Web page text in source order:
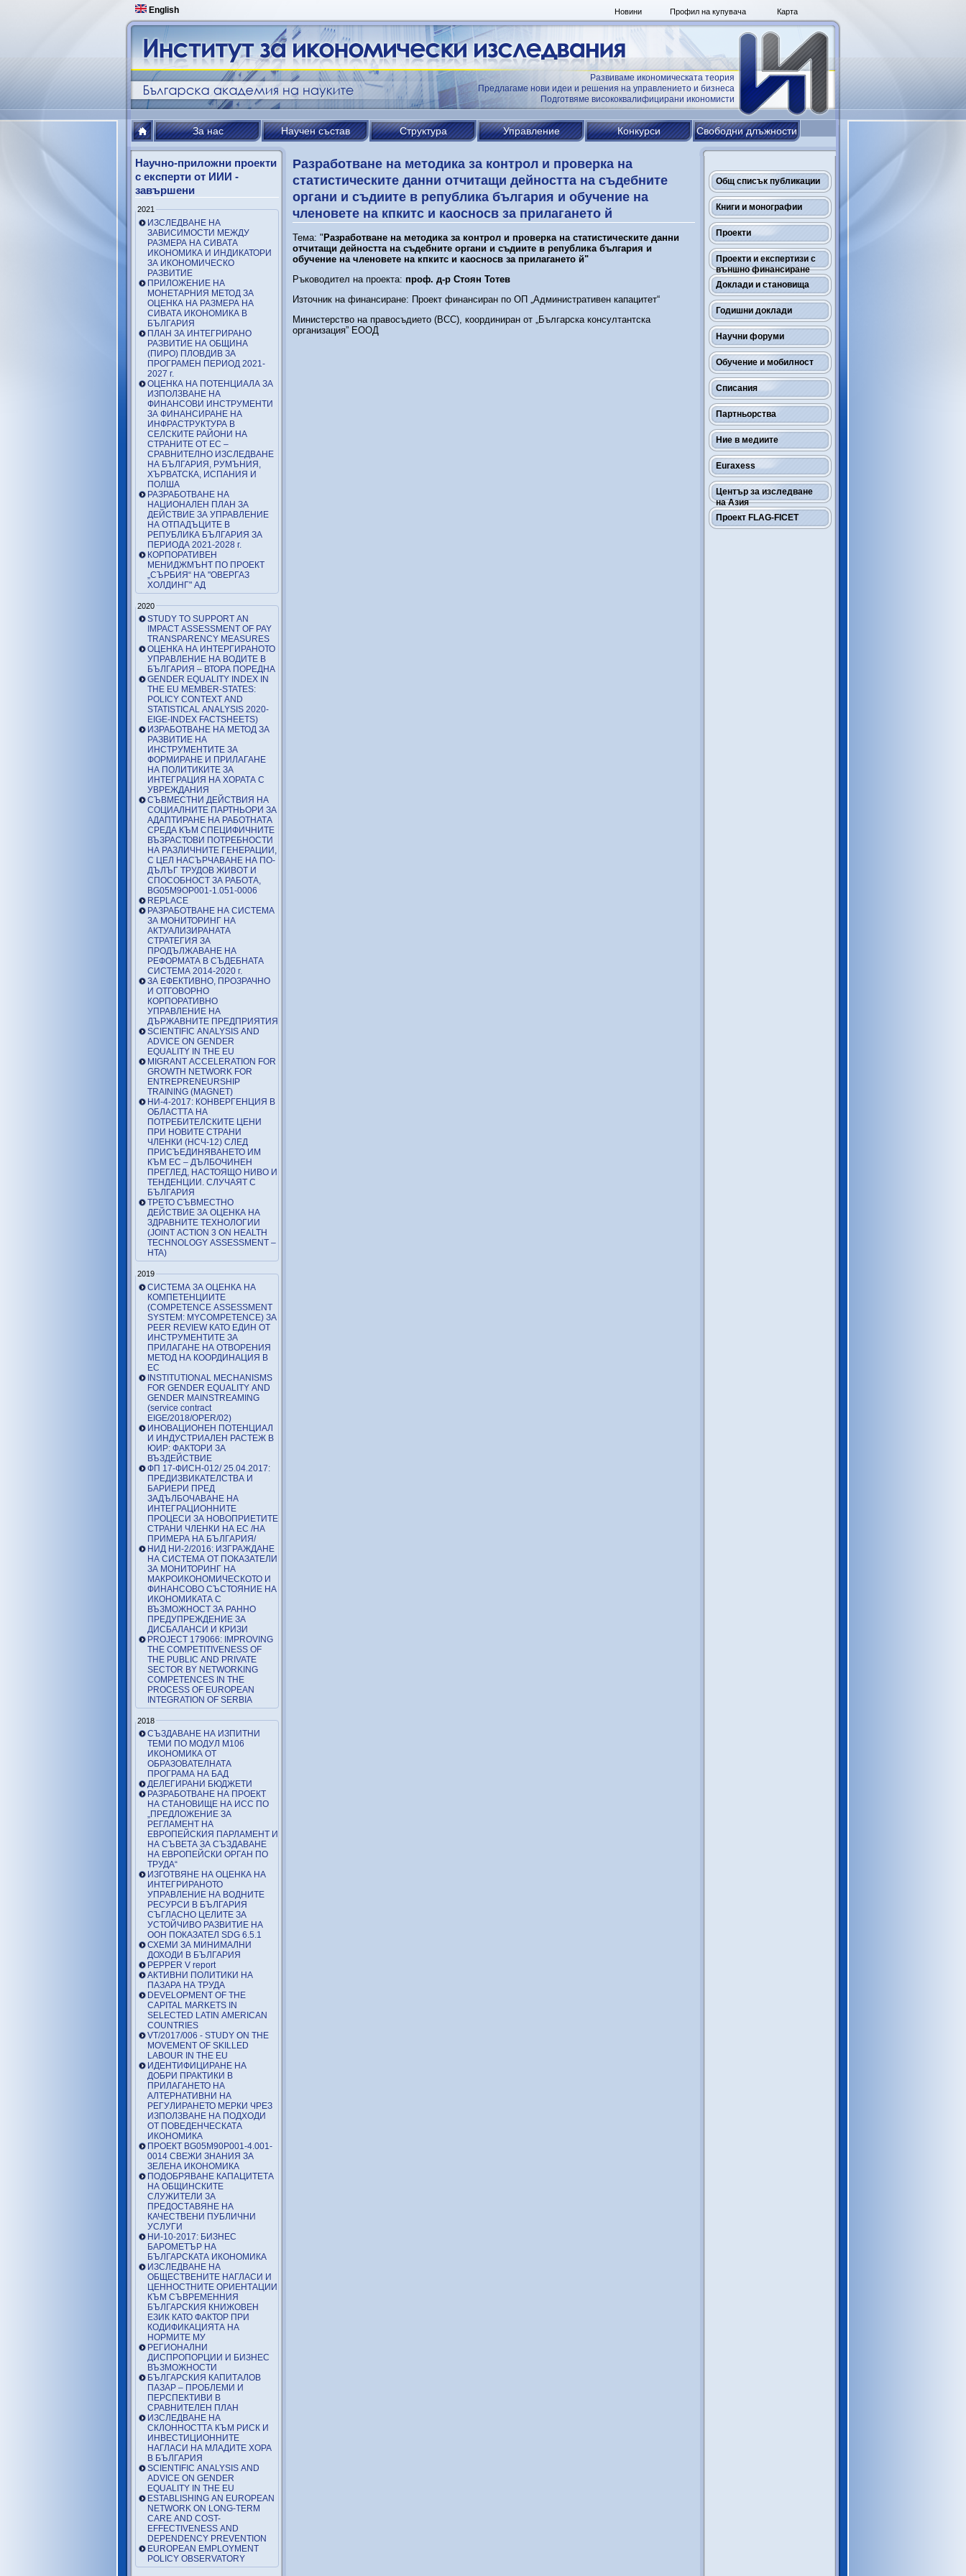
English Карта
Профил на купувача
Новини
Развиваме икономическата теория
Предлагаме нови идеи и решения на управлението и бизнеса
Подготвяме висококвалифицирани икономисти
За нас Научен състав Структура Управление Конкурси Свободни длъжности
Общ списък публикации
Книги и монографии
Проекти
Проекти и експертизи с
външно финансиране
Доклади и становища
Годишни доклади
Научни форуми
Обучение и мобилност
Списания
Партньорства
Ние в медиите
Euraxess
Център за изследване
на Азия
Проект FLAG-FICET
Научно-приложни проекти
с експерти от ИИИ -
завършени
2021
ИЗСЛЕДВАНЕ НА
ЗАВИСИМОСТИ МЕЖДУ
РАЗМЕРА НА СИВАТА
ИКОНОМИКА И ИНДИКАТОРИ
ЗА ИКОНОМИЧЕСКО
РАЗВИТИЕ
ПРИЛОЖЕНИЕ НА
МОНЕТАРНИЯ МЕТОД ЗА
ОЦЕНКА НА РАЗМЕРА НА
СИВАТА ИКОНОМИКА В
БЪЛГАРИЯ
ПЛАН ЗА ИНТЕГРИРАНО
РАЗВИТИЕ НА ОБЩИНА
(ПИРО) ПЛОВДИВ ЗА
ПРОГРАМЕН ПЕРИОД 2021-
2027 г.
ОЦЕНКА НА ПОТЕНЦИАЛА ЗА
ИЗПОЛЗВАНЕ НА
ФИНАНСОВИ ИНСТРУМЕНТИ
ЗА ФИНАНСИРАНЕ НА
ИНФРАСТРУКТУРА В
СЕЛСКИТЕ РАЙОНИ НА
СТРАНИТЕ ОТ ЕС –
СРАВНИТЕЛНО ИЗСЛЕДВАНЕ
НА БЪЛГАРИЯ, РУМЪНИЯ,
ХЪРВАТСКА, ИСПАНИЯ И
ПОЛША
РАЗРАБОТВАНЕ НА
НАЦИОНАЛЕН ПЛАН ЗА
ДЕЙСТВИЕ ЗА УПРАВЛЕНИЕ
НА ОТПАДЪЦИТЕ В
РЕПУБЛИКА БЪЛГАРИЯ ЗА
ПЕРИОДА 2021-2028 г.
КОРПОРАТИВЕН
МЕНИДЖМЪНТ ПО ПРОЕКТ
„СЪРБИЯ“ НА "ОВЕРГАЗ
ХОЛДИНГ" АД
2020
STUDY TO SUPPORT AN
IMPACT ASSESSMENT OF PAY
TRANSPARENCY MEASURES
ОЦЕНКА НА ИНТЕРГИРАНОТО
УПРАВЛЕНИЕ НА ВОДИТЕ В
БЪЛГАРИЯ – ВТОРА ПОРЕДНА
GENDER EQUALITY INDEX IN
THE EU MEMBER-STATES:
POLICY CONTEXT AND
STATISTICAL ANALYSIS 2020-
EIGE-INDEX FACTSHEETS)
ИЗРАБОТВАНЕ НА МЕТОД ЗА
РАЗВИТИЕ НА
ИНСТРУМЕНТИТЕ ЗА
ФОРМИРАНЕ И ПРИЛАГАНЕ
НА ПОЛИТИКИТЕ ЗА
ИНТЕГРАЦИЯ НА ХОРАТА С
УВРЕЖДАНИЯ
СЪВМЕСТНИ ДЕЙСТВИЯ НА
СОЦИАЛНИТЕ ПАРТНЬОРИ ЗА
АДАПТИРАНЕ НА РАБОТНАТА
СРЕДА КЪМ СПЕЦИФИЧНИТЕ
ВЪЗРАСТОВИ ПОТРЕБНОСТИ
НА РАЗЛИЧНИТЕ ГЕНЕРАЦИИ,
С ЦЕЛ НАСЪРЧАВАНЕ НА ПО-
ДЪЛЪГ ТРУДОВ ЖИВОТ И
СПОСОБНОСТ ЗА РАБОТА,
BG05M9OP001-1.051-0006
REPLACE
РАЗРАБОТВАНЕ НА СИСТЕМА
ЗА МОНИТОРИНГ НА
АКТУАЛИЗИРАНАТА
СТРАТЕГИЯ ЗА
ПРОДЪЛЖАВАНЕ НА
РЕФОРМАТА В СЪДЕБНАТА
СИСТЕМА 2014-2020 г.
ЗА ЕФЕКТИВНО, ПРОЗРАЧНО
И ОТГОВОРНО
КОРПОРАТИВНО
УПРАВЛЕНИЕ НА
ДЪРЖАВНИТЕ ПРЕДПРИЯТИЯ
SCIENTIFIC ANALYSIS AND
ADVICE ON GENDER
EQUALITY IN THE EU
MIGRANT ACCELERATION FOR
GROWTH NETWORK FOR
ENTREPRENEURSHIP
TRAINING (MAGNET)
НИ-4-2017: КОНВЕРГЕНЦИЯ В
ОБЛАСТТА НА
ПОТРЕБИТЕЛСКИТЕ ЦЕНИ
ПРИ НОВИТЕ СТРАНИ
ЧЛЕНКИ (НСЧ-12) СЛЕД
ПРИСЪЕДИНЯВАНЕТО ИМ
КЪМ ЕС – ДЪЛБОЧИНЕН
ПРЕГЛЕД, НАСТОЯЩО НИВО И
ТЕНДЕНЦИИ. СЛУЧАЯТ С
БЪЛГАРИЯ
ТРЕТО СЪВМЕСТНО
ДЕЙСТВИЕ ЗА ОЦЕНКА НА
ЗДРАВНИТЕ ТЕХНОЛОГИИ
(JOINT ACTION 3 ON HEALTH
TECHNOLOGY ASSESSMENT –
HTA)
2019
СИСТЕМА ЗА ОЦЕНКА НА
КОМПЕТЕНЦИИТЕ
(COMPETENCE ASSESSMENT
SYSTEM: MYCOMPETENCE) ЗА
PEER REVIEW КАТО ЕДИН ОТ
ИНСТРУМЕНТИТЕ ЗА
ПРИЛАГАНЕ НА ОТВОРЕНИЯ
МЕТОД НА КООРДИНАЦИЯ В
ЕС
INSTITUTIONAL MECHANISMS
FOR GENDER EQUALITY AND
GENDER MAINSTREAMING
(service contract
EIGE/2018/OPER/02)
ИНОВАЦИОНЕН ПОТЕНЦИАЛ
И ИНДУСТРИАЛЕН РАСТЕЖ В
ЮИР: ФАКТОРИ ЗА
ВЪЗДЕЙСТВИЕ
ФП 17-ФИСН-012/ 25.04.2017:
ПРЕДИЗВИКАТЕЛСТВА И
БАРИЕРИ ПРЕД
ЗАДЪЛБОЧАВАНЕ НА
ИНТЕГРАЦИОННИТЕ
ПРОЦЕСИ ЗА НОВОПРИЕТИТЕ
СТРАНИ ЧЛЕНКИ НА ЕС /НА
ПРИМЕРА НА БЪЛГАРИЯ/
НИД НИ-2/2016: ИЗГРАЖДАНЕ
НА СИСТЕМА ОТ ПОКАЗАТЕЛИ
ЗА МОНИТОРИНГ НА
МАКРОИКОНОМИЧЕСКОТО И
ФИНАНСОВО СЪСТОЯНИЕ НА
ИКОНОМИКАТА С
ВЪЗМОЖНОСТ ЗА РАННО
ПРЕДУПРЕЖДЕНИЕ ЗА
ДИСБАЛАНСИ И КРИЗИ
PROJECT 179066: IMPROVING
THE COMPETITIVENESS OF
THE PUBLIC AND PRIVATE
SECTOR BY NETWORKING
COMPETENCES IN THE
PROCESS OF EUROPEAN
INTEGRATION OF SERBIA
2018
СЪЗДАВАНЕ НА ИЗПИТНИ
ТЕМИ ПО МОДУЛ М106
ИКОНОМИКА ОТ
ОБРАЗОВАТЕЛНАТА
ПРОГРАМА НА БАД
ДЕЛЕГИРАНИ БЮДЖЕТИ
РАЗРАБОТВАНЕ НА ПРОЕКТ
НА СТАНОВИЩЕ НА ИСС ПО
„ПРЕДЛОЖЕНИЕ ЗА
РЕГЛАМЕНТ НА
ЕВРОПЕЙСКИЯ ПАРЛАМЕНТ И
НА СЪВЕТА ЗА СЪЗДАВАНЕ
НА ЕВРОПЕЙСКИ ОРГАН ПО
ТРУДА“
ИЗГОТВЯНЕ НА ОЦЕНКА НА
ИНТЕГРИРАНОТО
УПРАВЛЕНИЕ НА ВОДНИТЕ
РЕСУРСИ В БЪЛГАРИЯ
СЪГЛАСНО ЦЕЛИТЕ ЗА
УСТОЙЧИВО РАЗВИТИЕ НА
ООН ПОКАЗАТЕЛ SDG 6.5.1
СХЕМИ ЗА МИНИМАЛНИ
ДОХОДИ В БЪЛГАРИЯ
PEPPER V report
АКТИВНИ ПОЛИТИКИ НА
ПАЗАРА НА ТРУДА
DEVELOPMENT OF THE
CAPITAL MARKETS IN
SELECTED LATIN AMERICAN
COUNTRIES
VT/2017/006 - STUDY ON THE
MOVEMENT OF SKILLED
LABOUR IN THE EU
ИДЕНТИФИЦИРАНЕ НА
ДОБРИ ПРАКТИКИ В
ПРИЛАГАНЕТО НА
АЛТЕРНАТИВНИ НА
РЕГУЛИРАНЕТО МЕРКИ ЧРЕЗ
ИЗПОЛЗВАНЕ НА ПОДХОДИ
ОТ ПОВЕДЕНЧЕСКАТА
ИКОНОМИКА
ПРОЕКТ BG05M90P001-4.001-
0014 СВЕЖИ ЗНАНИЯ ЗА
ЗЕЛЕНА ИКОНОМИКА
ПОДОБРЯВАНЕ КАПАЦИТЕТА
НА ОБЩИНСКИТЕ
СЛУЖИТЕЛИ ЗА
ПРЕДОСТАВЯНЕ НА
КАЧЕСТВЕНИ ПУБЛИЧНИ
УСЛУГИ
НИ-10-2017: БИЗНЕС
БАРОМЕТЪР НА
БЪЛГАРСКАТА ИКОНОМИКА
ИЗСЛЕДВАНЕ НА
ОБЩЕСТВЕНИТЕ НАГЛАСИ И
ЦЕННОСТНИТЕ ОРИЕНТАЦИИ
КЪМ СЪВРЕМЕННИЯ
БЪЛГАРСКИЯ КНИЖОВЕН
ЕЗИК КАТО ФАКТОР ПРИ
КОДИФИКАЦИЯТА НА
НОРМИТЕ МУ
РЕГИОНАЛНИ
ДИСПРОПОРЦИИ И БИЗНЕС
ВЪЗМОЖНОСТИ
БЪЛГАРСКИЯ КАПИТАЛОВ
ПАЗАР – ПРОБЛЕМИ И
ПЕРСПЕКТИВИ В
СРАВНИТЕЛЕН ПЛАН
ИЗСЛЕДВАНЕ НА
СКЛОННОСТТА КЪМ РИСК И
ИНВЕСТИЦИОННИТЕ
НАГЛАСИ НА МЛАДИТЕ ХОРА
В БЪЛГАРИЯ
SCIENTIFIC ANALYSIS AND
ADVICE ON GENDER
EQUALITY IN THE EU
ESTABLISHING AN EUROPEAN
NETWORK ON LONG-TERM
CARE AND COST-
EFFECTIVENESS AND
DEPENDENCY PREVENTION
EUROPEAN EMPLOYMENT
POLICY OBSERVATORY
Разработване на методика за контрол и проверка на
статистическите данни отчитащи дейността на съдебните
органи и съдиите в република българия и обучение на
членовете на кпкитс и каосносв за прилагането й
Тема: " Разработване на методика за контрол и проверка на статистическите данни
отчитащи дейността на съдебните органи и съдиите в република българия и
обучение на членовете на кпкитс и каосносв за прилагането й"
Ръководител на проекта: проф. д-р Стоян Тотев
Източник на финансиране: Проект финансиран по ОП „Административен капацитет“
Министерство на правосъдието (ВСС), координиран от „Българска консултантска
организация” ЕООД